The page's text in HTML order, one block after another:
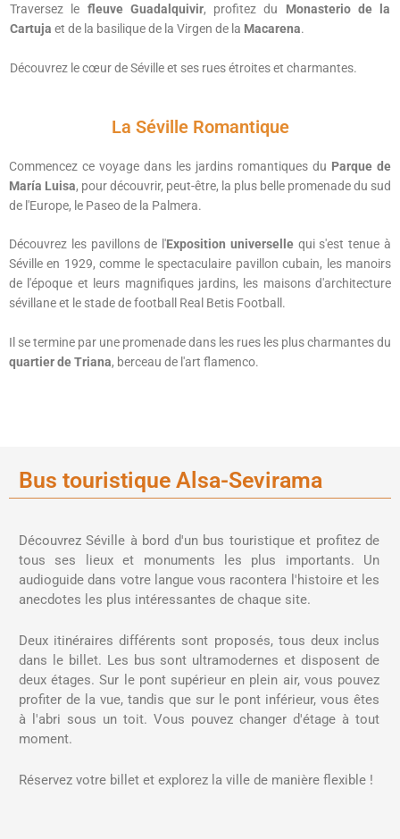
Traversez le fleuve Guadalquivir, profitez du Monasterio de la
Cartuja et de la basilique de la Virgen de la Macarena.
Découvrez le cœur de Séville et ses rues étroites et charmantes.
La Séville Romantique
Commencez ce voyage dans les jardins romantiques du Parque de
María Luisa, pour découvrir, peut-être, la plus belle promenade du sud
de l'Europe, le Paseo de la Palmera.
Découvrez les pavillons de l'Exposition universellequi s'est tenue à
Séville en 1929, comme le spectaculaire pavillon cubain, les manoirs
de l'époque et leurs magnifiques jardins, les maisons d'architecture
sévillane et le stade de football Real Betis Football.
Il se termine par une promenade dans les rues les plus charmantes du
quartier de Triana, berceau de l'art flamenco.
Bus touristique Alsa-Sevirama
Découvrez Séville à bord d'un bus touristique et profitez de
tous ses lieux et monuments les plus importants. Un
audioguide dans votre langue vous racontera l'histoire et les
anecdotes les plus intéressantes de chaque site.
Deux itinéraires différents sont proposés, tous deux inclus
dans le billet. Les bus sont ultramodernes et disposent de
deux étages. Sur le pont supérieur en plein air, vous pouvez
profiter de la vue, tandis que sur le pont inférieur, vous êtes
à l'abri sous un toit. Vous pouvez changer d'étage à tout
moment.
Réservez votre billet et explorez la ville de manière flexible !